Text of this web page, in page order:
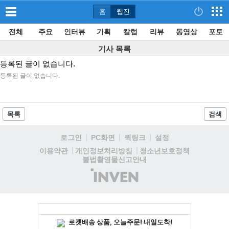
홈 웹진
전체 주요 인터뷰 기획 칼럼 리뷰 동영상 포토
기사 목록
등록된 글이 없습니다.
등록된 글이 없습니다.
목록 검색
로그인 PC화면 퀵링크
설정
이용약관
개인정보처리방침
청소년보호정책
불법촬영물신고안내
(주)
인